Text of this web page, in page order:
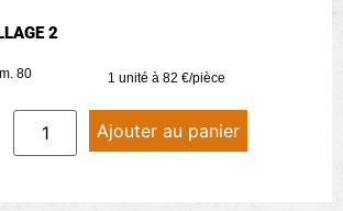
2
80 1 unité à 82 €/pièce
Ajouter au panier